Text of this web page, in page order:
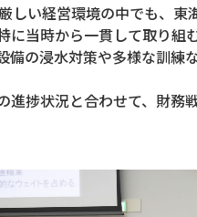
い経営環境の中でも、
当時から一貫して取り組
の浸水対策や多様な訓練
捗状況と合わせて、財務